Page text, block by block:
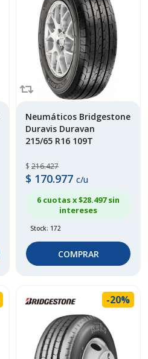
Neumáticos Bridgestone
Duravis Duravan
215/65 R16 109T
$ 216.427
$ 170.977 c/u
6 cuotas x $28.497sin
intereses
Stock: 172
COMPRAR
-20%